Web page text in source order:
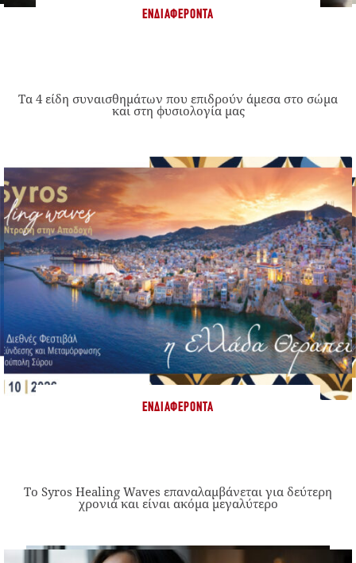
ΕΝΔΙΑΦΈΡΟΝΤΑ
Τα 4 είδη συναισθημάτων που επιδρούν άμεσα στο σώμα
και στη φυσιολογία μας
ΕΝΔΙΑΦΈΡΟΝΤΑ
Το Syros Healing Waves επαναλαμβάνεται για δεύτερη
χρονιά και είναι ακόμα μεγαλύτερο